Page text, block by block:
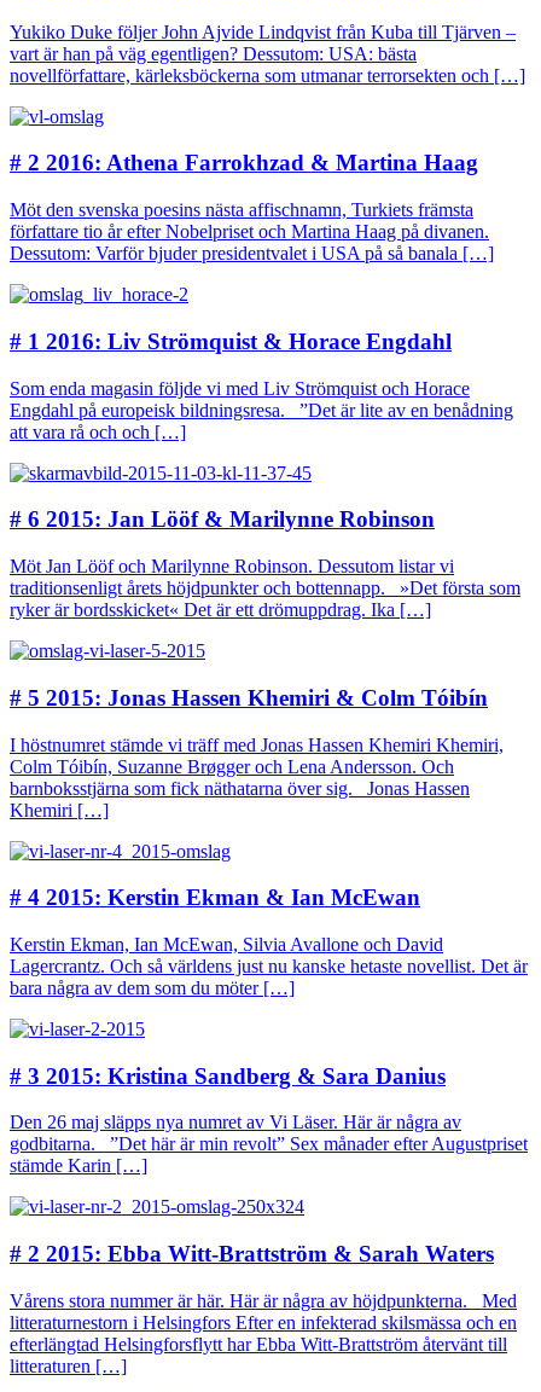
Yukiko Duke följer John Ajvide Lindqvist från Kuba till Tjärven –
vart är han på väg egentligen? Dessutom: USA: bästa
novellförfattare, kärleksböckerna som utmanar terrorsekten och […]
# 2 2016: Athena Farrokhzad & Martina Haag
Möt den svenska poesins nästa affischnamn, Turkiets främsta
författare tio år efter Nobelpriset och Martina Haag på divanen.
Dessutom: Varför bjuder presidentvalet i USA på så banala […]
# 1 2016: Liv Strömquist & Horace Engdahl
Som enda magasin följde vi med Liv Strömquist och Horace
Engdahl på europeisk bildningsresa. ”Det är lite av en benådning
att vara rå och och […]
# 6 2015: Jan Lööf & Marilynne Robinson
Möt Jan Lööf och Marilynne Robinson. Dessutom listar vi
traditionsenligt årets höjdpunkter och bottennapp. »Det första som
ryker är bordsskicket« Det är ett drömuppdrag. Ika […]
# 5 2015: Jonas Hassen Khemiri & Colm Tóibín
I höstnumret stämde vi träff med Jonas Hassen Khemiri Khemiri,
Colm Tóibín, Suzanne Brøgger och Lena Andersson. Och
barnboksstjärna som fick näthatarna över sig. Jonas Hassen
Khemiri […]
# 4 2015: Kerstin Ekman & Ian McEwan
Kerstin Ekman, Ian McEwan, Silvia Avallone och David
Lagercrantz. Och så världens just nu kanske hetaste novellist. Det är
bara några av dem som du möter […]
# 3 2015: Kristina Sandberg & Sara Danius
Den 26 maj släpps nya numret av Vi Läser. Här är några av
godbitarna. ”Det här är min revolt” Sex månader efter Augustpriset
stämde Karin […]
# 2 2015: Ebba Witt-Brattström & Sarah Waters
Vårens stora nummer är här. Här är några av höjdpunkterna. Med
litteraturnestorn i Helsingfors Efter en infekterad skilsmässa och en
efterlängtad Helsingforsflytt har Ebba Witt-Brattström återvänt till
litteraturen […]